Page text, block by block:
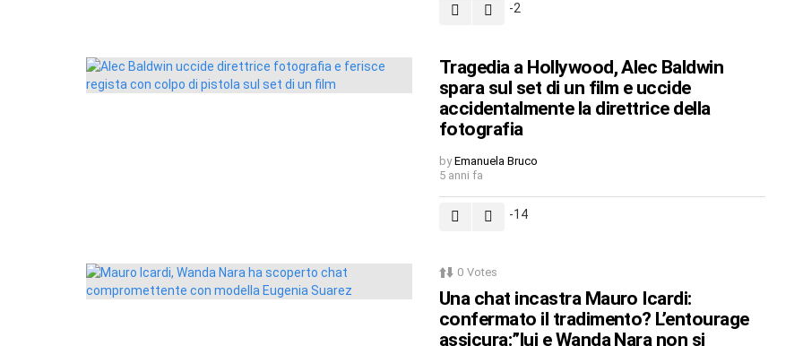
-2
Tragedia a Hollywood, Alec Baldwin
spara sul set di un film e uccide
accidentalmente la direttrice della
fotografia
by Emanuela Bruco
5 anni fa
-14
0 Votes
Una chat incastra Mauro Icardi:
confermato il tradimento? L’entourage
assicura:”lui e Wanda Nara non si